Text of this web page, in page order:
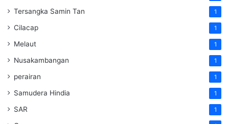
Tersangka Samin Tan 1
Cilacap 1
Melaut 1
Nusakambangan 1
perairan 1
Samudera Hindia 1
SAR 1